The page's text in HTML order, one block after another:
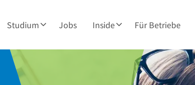
Studium Jobs Inside Für Betriebe